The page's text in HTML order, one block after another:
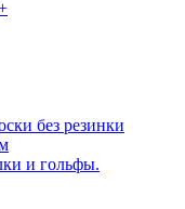
без резинки
и гольфы.